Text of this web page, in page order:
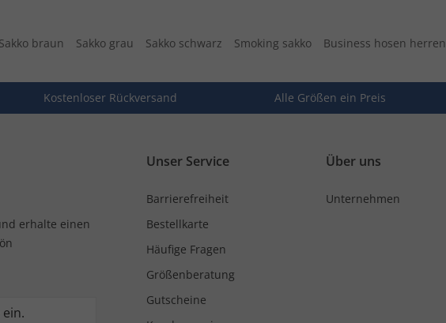
Sakko braun Sakko grau Sakko schwarz Smoking sakko Business hosen herren
Kostenloser Rückversand Alle Größen ein Preis
erhalte einen
Unser Service
Barrierefreiheit
Bestellkarte
Häufige Fragen
Größenberatung
Gutscheine
Über uns
Unternehmen